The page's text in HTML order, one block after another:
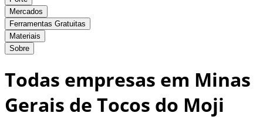
Mercados
Ferramentas Gratuitas
Materiais
Sobre
Todas empresas em Minas
Gerais de Tocos do Moji